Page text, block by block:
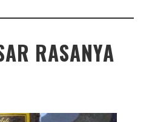
RASANYA